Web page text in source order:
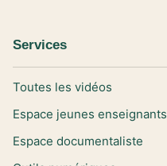
Services
Toutes les vidéos
Espace jeunes enseignants
Espace documentaliste